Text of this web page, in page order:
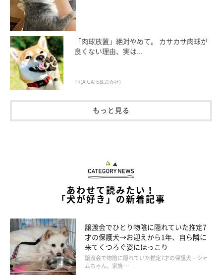
「肉球放置」絶対やめて。 カサカサ肉球が
良くない理由、実は...
PR(AIGATE株式会社)
もっと見る
あわせて読みたい！
「犬が好き」の新着記事
譲渡会でひとり物陰に隠れていた推定7
才の保護犬→お迎えから1年、自ら隣に
来てくつろぐ姿にほっこり
譲渡会で物陰に隠れていた推定7才の保護犬・シャ
ムちゃん。家族 …